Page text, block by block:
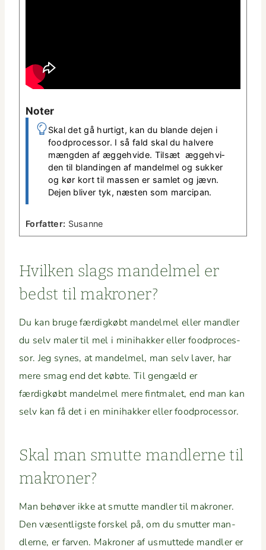
Not­er
Skal det gå hur­tigt, kan du blande dejen i
food­proces­sor. I så fald skal du hal­vere
mæng­den af ægge­h­vide. Tilsæt ægge­hv­i­
den til blandin­gen af man­delmel og sukker
og kør kort til massen er sam­let og jævn.
Dejen bliv­er tyk, næsten som marcipan.
For­fat­ter: Susanne
Hvilken slags man­delmel er
bedst til makroner?
Du kan bruge færdigkøbt man­delmel eller man­dler
du selv maler til mel i mini­hakker eller food­proces­
sor. Jeg synes, at man­delmel, man selv laver, har
mere smag end det købte. Til gengæld er
færdigkøbt man­delmel mere fint­malet, end man kan
selv kan få det i en mini­hakker eller foodprocessor.
Skal man smutte man­dlerne til
makroner?
Man behøver ikke at smutte man­dler til makro­ner.
Den væsentlig­ste forskel på, om du smut­ter man­
dlerne, er far­ven. Makro­ner af usmut­tede man­dler er